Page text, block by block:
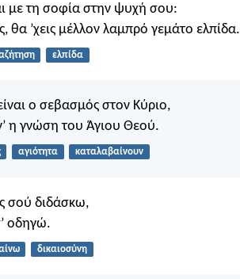
με τη σοφία στην ψυχή σου:
θα ’χεις μέλλον λαμπρό γεμάτο ελπίδα.
ελπίδα
ο σεβασμός στον Κύριο,
η γνώση του Άγιου Θεού.
αγιότητα καταλαβαίνουν
σού διδάσκω,
οδηγώ.
δικαιοσύνη